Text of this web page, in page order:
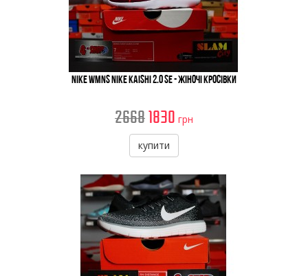
Nike WMNS Nike Kaishi 2.0 SE - Жіночі Кросівки
26681830 грн
купити